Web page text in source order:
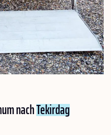
nachTekirdag